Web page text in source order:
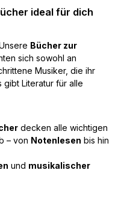
ideal für dich
Bücher zur
sich sowohl an
Musiker, die ihr
gibt Literatur für alle
decken alle wichtigen
– von Notenlesen bis hin
und musikalischer